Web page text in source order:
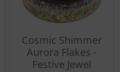
Cosmic Shimmer
Aurora Flakes -
Festive Jewel